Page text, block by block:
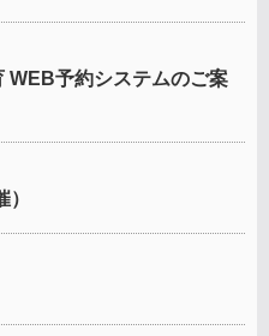
WEB予約システムのご案